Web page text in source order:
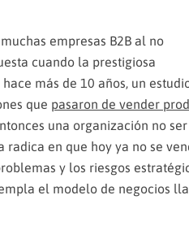
empresas B2B al no
cuando la prestigiosa
más de 10 años, un
que pasaron de vender
una organización no
radica en que hoy ya no se
y los riesgos
el modelo de negocios